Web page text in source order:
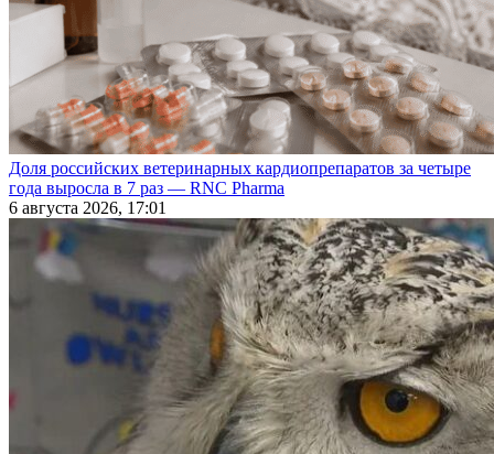
Доля российских ветеринарных кардиопрепаратов за четыре
года выросла в 7 раз — RNC Pharma
6 августа 2026, 17:01